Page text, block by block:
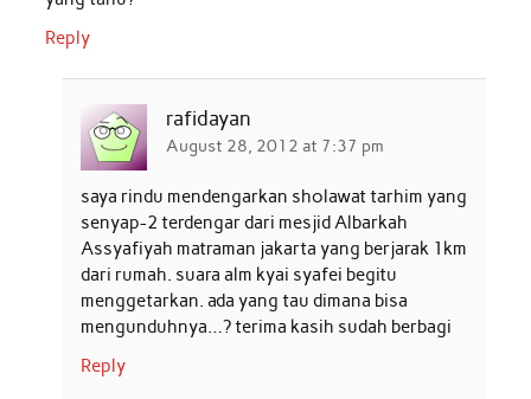
Reply
rafidayan
August 28, 2012 at 7:37 pm
saya rindu mendengarkan sholawat tarhim yang
senyap-2 terdengar dari mesjid Albarkah
Assyafiyah matraman jakarta yang berjarak 1km
dari rumah. suara alm kyai syafei begitu
menggetarkan. ada yang tau dimana bisa
mengunduhnya…? terima kasih sudah berbagi
Reply